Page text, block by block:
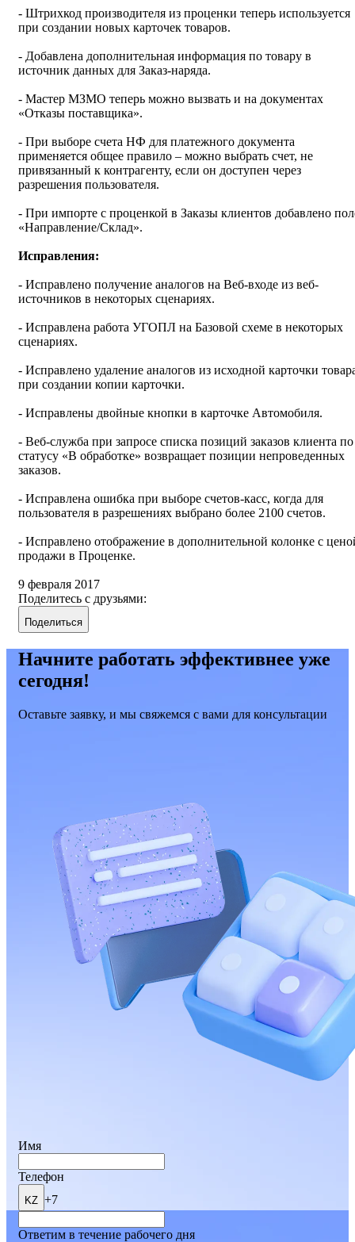
- Штрихкод производителя из проценки теперь используется
при создании новых карточек товаров.
- Добавлена дополнительная информация по товару в
источник данных для Заказ-наряда.
- Мастер МЗМО теперь можно вызвать и на документах
«Отказы поставщика».
- При выборе счета НФ для платежного документа
применяется общее правило – можно выбрать счет, не
привязанный к контрагенту, если он доступен через
разрешения пользователя.
- При импорте с проценкой в Заказы клиентов добавлено
«Направление/Склад».
Исправления:
- Исправлено получение аналогов на Веб-входе из веб-
источников в некоторых сценариях.
- Исправлена работа УГОПЛ на Базовой схеме в некоторых
сценариях.
- Исправлено удаление аналогов из исходной карточки
при создании копии карточки.
- Исправлены двойные кнопки в карточке Автомобиля.
- Веб-служба при запросе списка позиций заказов клиента по
статусу «В обработке» возвращает позиции непроведенных
заказов.
- Исправлена ошибка при выборе счетов-касс, когда для
пользователя в разрешениях выбрано более 2100 счетов.
- Исправлено отображение в дополнительной колонке с
продажи в Проценке.
9 февраля 2017
Поделитесь с друзьями:
Поделиться
Начните работать эффективнее уже
сегодня!
Оставьте заявку, и мы свяжемся с вами для консультации
Имя
Телефон
KZ +7
Ответим в течение рабочего дня